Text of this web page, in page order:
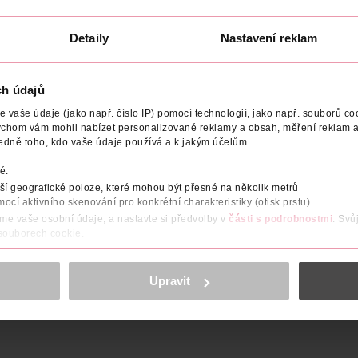
Detaily Nastavení reklam
údajů
vaše údaje (jako např. číslo IP) pomocí technologií, jako např. souborů
vám mohli nabízet personalizované reklamy a obsah, měření reklam
toho, kdo vaše údaje používá a k jakým účelům.
geografické poloze, které mohou být přesné na několik metrů
aktivního skenování pro konkrétní charakteristiky (otisk prstu)
vaše osobní údaje, a nastavte si předvolby v části s podrobnostmi .
cookie.
a reklam, funkcí sociálních médií, analýze návštěvnosti, které
osobních údajů.
<
Upravit
69.90 Kč
DO KOŠÍKU DO KOŠÍKU
OBJEM TYP VÝROBCE/DODAVATEL
plodech a mužných dřevech. Vzrušující přitažlivost - s